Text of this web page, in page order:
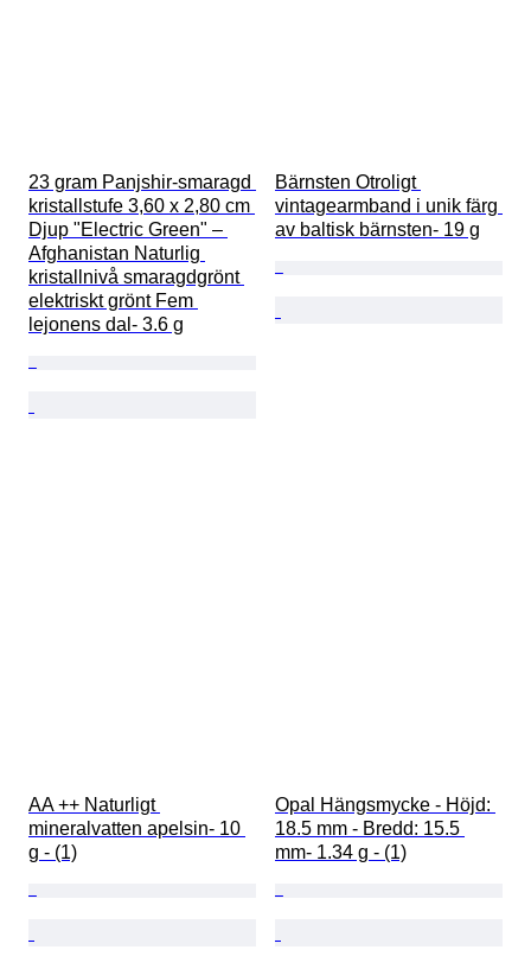
23 gram Panjshir‑smaragd
kristallstufe 3,60 x 2,80 cm
Djup "Electric Green" –
Afghanistan Naturlig
kristallnivå smaragdgrönt
elektriskt grönt Fem
lejonens dal- 3.6 g
Bärnsten Otroligt
vintagearmband i unik färg
av baltisk bärnsten- 19 g
AA ++ Naturligt
mineralvatten apelsin- 10
g - (1)
Opal Hängsmycke - Höjd:
18.5 mm - Bredd: 15.5
mm- 1.34 g - (1)